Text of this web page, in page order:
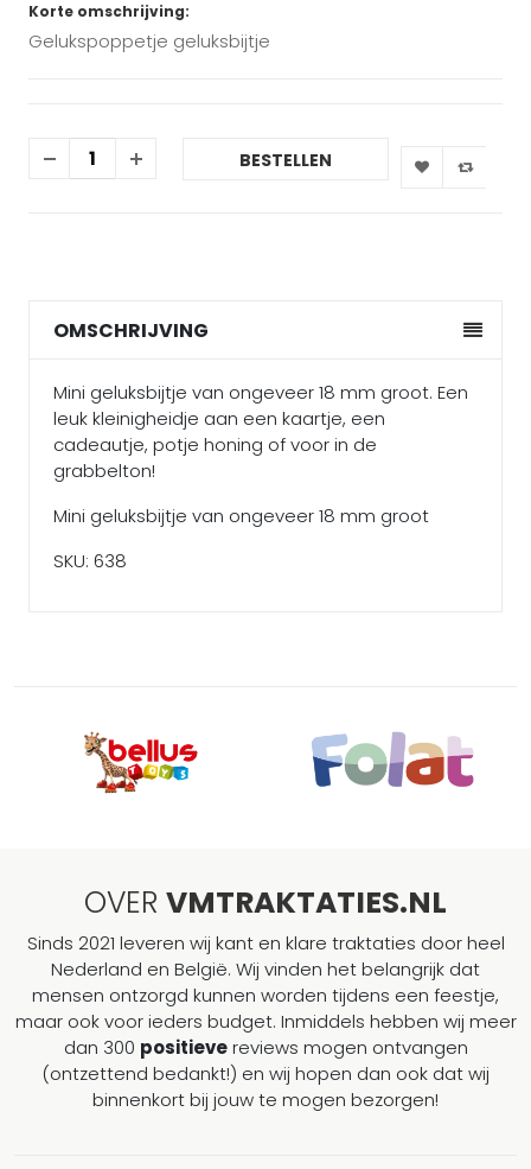
Korte omschrijving:
Gelukspoppetje geluksbijtje
BESTELLEN
OMSCHRIJVING
Mini geluksbijtje van ongeveer 18 mm groot. Een
leuk kleinigheidje aan een kaartje, een
cadeautje, potje honing of voor in de
grabbelton!
Mini geluksbijtje van ongeveer 18 mm groot
SKU: 638
OVER VMTRAKTATIES.NL
Sinds 2021 leveren wij kant en klare traktaties door heel
Nederland en België. Wij vinden het belangrijk dat
mensen ontzorgd kunnen worden tijdens een feestje,
maar ook voor ieders budget. Inmiddels hebben wij meer
dan 300 positievereviews mogen ontvangen
(ontzettend bedankt!) en wij hopen dan ook dat wij
binnenkort bij jouw te mogen bezorgen!